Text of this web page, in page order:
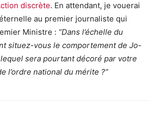
discrète. En attendant, je vouerai
au premier journaliste qui
Ministre : “Dans l’échelle du
situez-vous le comportement de Jo-
sera pourtant décoré par votre
l’ordre national du mérite ?”